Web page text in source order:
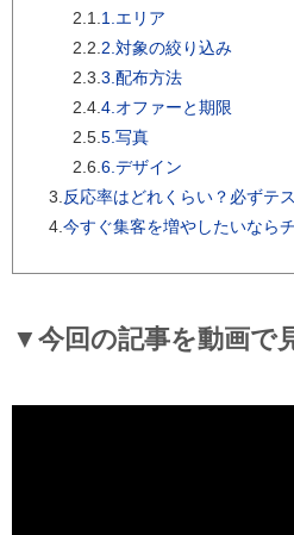
2.1. 1.エリア
2.2. 2.対象の絞り込み
2.3. 3.配布方法
2.4. 4.オファーと期限
2.5. 5.写真
2.6. 6.デザイン
3. 反応率はどれくらい？必ずテ
4. 今すぐ集客を増やしたいなら
▼今回の記事を動画で